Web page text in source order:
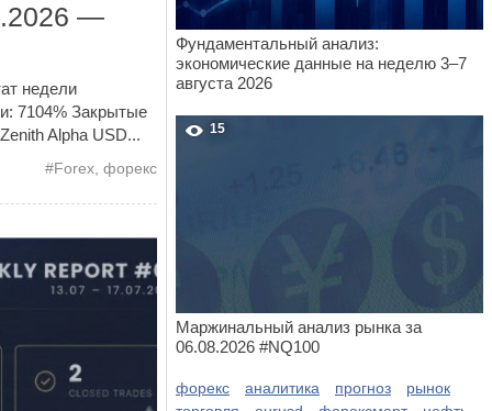
—
недели
7104% Закрытые
Alpha USD...
#Forex форекс
Фундаментальный анализ:
экономические данные на неделю 3–7
августа 2026
15
Маржинальный анализ рынка за
06.08.2026 #NQ100
форекс аналитика прогноз
рынок